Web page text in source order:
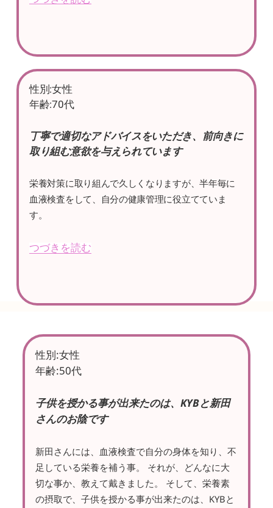
性別:女性
年齢:70代
丁寧で適切なアドバイスをいただき、前向きに
取り組む意欲を与えられています
栄養対策に取り組んで久しくなりますが、半年毎に
血液検査をして、自分の健康管理に役立てていま
す。
つづきを読む
性別:女性
年齢:50代
子供を授かる事が出来たのは、KYBと新田
さんのお陰です
新田さんには、血液検査で自分の身体を知り、不
足している栄養を補う事。 それが、どんなに大
切な事か、教えて戴きました。 そして、栄養素
の摂取で、子供を授かる事が出来たのは、KYBと